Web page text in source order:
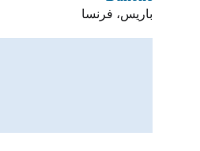
باريس، فرنسا